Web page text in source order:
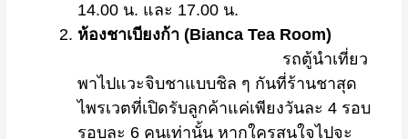
14.00 น. และ 17.00 น.
ห้องชาเบียงก้า (Bianca Tea Room)
รถตู้นำเที่ยว
พาไปแวะจิบชาแบบชิล ๆ กันที่ร้านชาสุด
ไพรเวตที่เปิดรับลูกค้าแค่เพียงวันละ 4 รอบ
รอบละ 6 คนเท่านั้น หากใครสนใจไปจะ